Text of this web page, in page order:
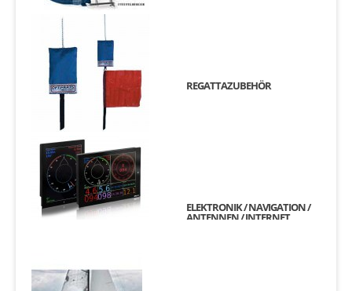
REGATTAZUBEHÖR
ELEKTRONIK / NAVIGATION /
ANTENNEN / INTERNET